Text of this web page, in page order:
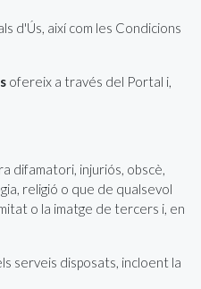
d'Ús, així com les Condicions
ofereix a través del Portal i,
difamatori, injuriós, obscè,
religió o que de qualsevol
o la imatge de tercers i, en
serveis disposats, incloent la